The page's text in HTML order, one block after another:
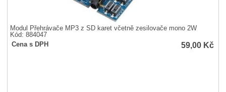
Modul Přehrávače MP3 z SD karet včetně zesilovače mono 2W
Kód: 884047
Cena s DPH
59,00 Kč